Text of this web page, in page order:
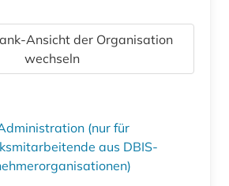
Ansicht der Organisation
wechseln
(nur für
aus DBIS-